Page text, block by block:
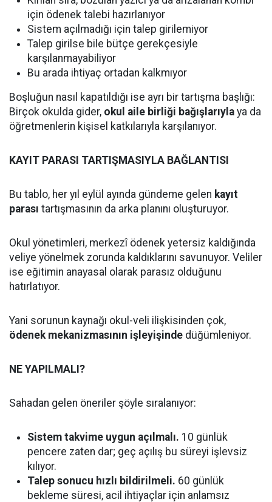
için ödenek talebi hazırlanıyor
Sistem açılmadığı için talep girilemiyor
Talep girilse bile bütçe gerekçesiyle
karşılanmayabiliyor
Bu arada ihtiyaç ortadan kalkmıyor
Boşluğun nasıl kapatıldığı ise ayrı bir tartışma başlığı:
Birçok okulda gider, okul aile birliği bağışlarıyla ya da
öğretmenlerin kişisel katkılarıyla karşılanıyor.
KAYIT PARASI TARTIŞMASIYLA BAĞLANTISI
Bu tablo, her yıl eylül ayında gündeme gelen kayıt
parası tartışmasının da arka planını oluşturuyor.
Okul yönetimleri, merkezî ödenek yetersiz kaldığında
veliye yönelmek zorunda kaldıklarını savunuyor. Veliler
ise eğitimin anayasal olarak parasız olduğunu
hatırlatıyor.
Yani sorunun kaynağı okul-veli ilişkisinden çok,
ödenek mekanizmasının işleyişinde düğümleniyor.
NE YAPILMALI?
Sahadan gelen öneriler şöyle sıralanıyor:
Sistem takvime uygun açılmalı. 10 günlük
pencere zaten dar; geç açılış bu süreyi işlevsiz
kılıyor.
Talep sonucu hızlı bildirilmeli. 60 günlük
bekleme süresi, acil ihtiyaçlar için anlamsız